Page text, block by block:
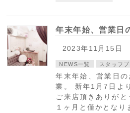
年末年始、営業日
2023年11月15日
NEWS一覧 スタッフ
年末年始、営業日
業。 新年1月7日よ
ご来店頂きありが
１ヶ月と僅かとなり